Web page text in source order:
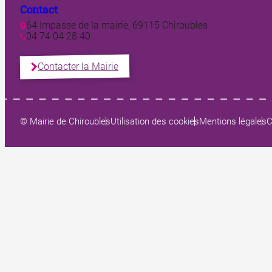
Contact
64 Impasse de la mairie, 69115 Chiroubles
04 74 04 28 40
Contacter la Mairie
© Mairie de ChiroublesUtilisation des cookiesMentions légales